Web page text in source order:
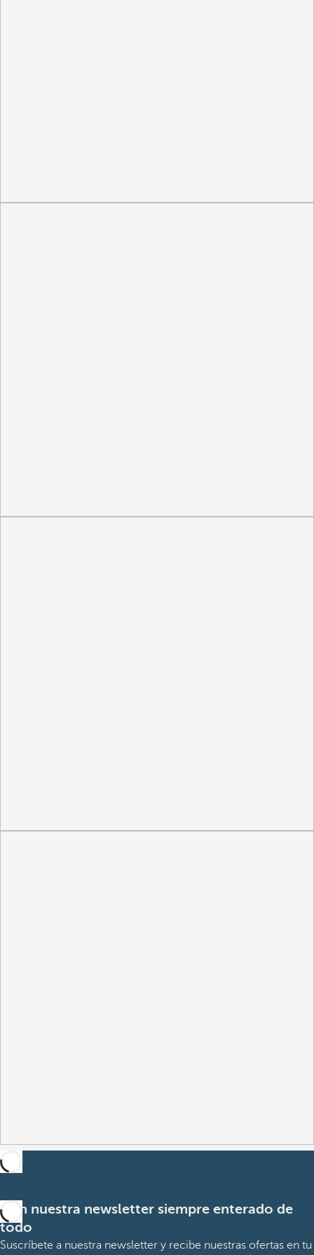
Con nuestra newsletter siempre enterado de
todo
Suscríbete a nuestra newsletter y recibe nuestras ofertas en tu